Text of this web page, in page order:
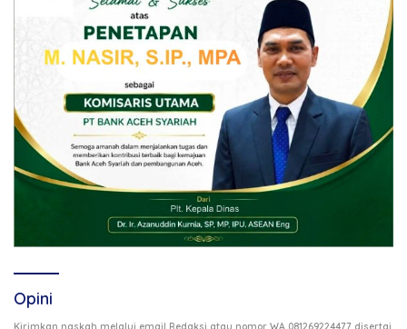
Opini
Kirimkan naskah melalui email Redaksi atau nomor WA 081269224477 disertai